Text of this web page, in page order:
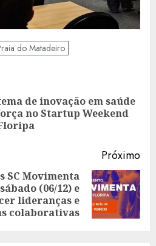
do Matadeiro
de inovação em saúde
no Startup Weekend
Próximo
SC Movimenta
(06/12) e
lideranças e
colaborativas